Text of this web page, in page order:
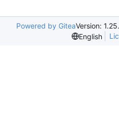
Powered by GiteaVersion:
English